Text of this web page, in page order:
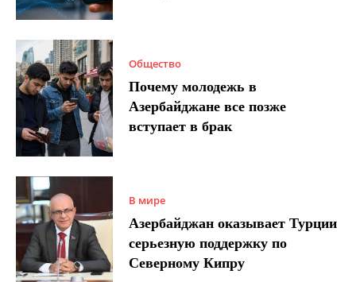
Общество
Почему молодежь в
Азербайджане все позже
вступает в брак
В мире
Азербайджан оказывает Турции
серьезную поддержку по
Северному Кипру